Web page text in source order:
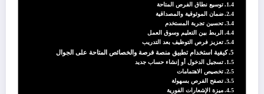
توسيع نطاق الفرص المتاحة
ضمان الموثوقية والمصداقية
تحسين تجربة المستخدم
الربط بين التعليم وسوق العمل
تعزيز فرص التوظيف بعد التدريب
كيفية استخدام تطبيق منصة فرصة والخصائص المتاحة على الجوال
تسجيل الدخول أو إنشاء حساب جديد
تخصيص الاهتمامات
تصفح الفرص بسهولة
ميزة الإشعارات الفورية